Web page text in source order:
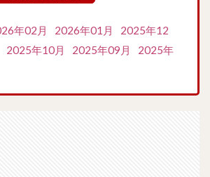
年02月 2026年01月
2025年12
2025年10月 2025年09月
2025年